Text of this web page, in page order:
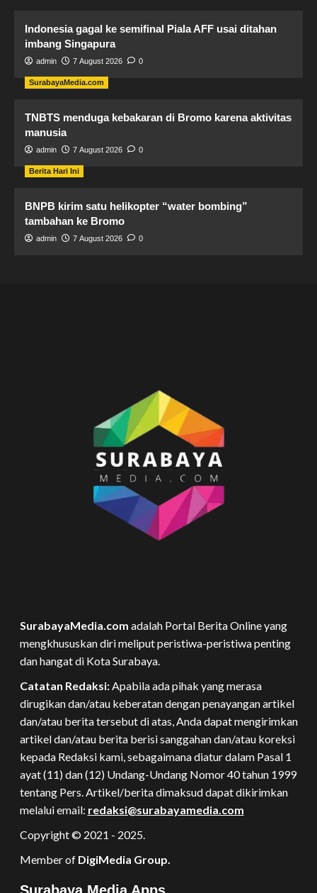
Indonesia gagal ke semifinal Piala AFF usai ditahan
imbang Singapura
admin 7 August 2026 0
SurabayaMedia.com
TNBTS menduga kebakaran di Bromo karena aktivitas
manusia
admin 7 August 2026 0
Berita Hari Ini
BNPB kirim satu helikopter “water bombing”
tambahan ke Bromo
admin 7 August 2026 0
SurabayaMedia.com adalah Portal Berita Online yang
mengkhususkan diri meliput peristiwa-peristiwa penting
dan hangat di Kota Surabaya.
Catatan Redaksi:Apabila ada pihak yang merasa
dirugikan dan/atau keberatan dengan penayangan artikel
dan/atau berita tersebut di atas, Anda dapat mengirimkan
artikel dan/atau berita berisi sanggahan dan/atau koreksi
kepada Redaksi kami, sebagaimana diatur dalam Pasal 1
ayat (11) dan (12) Undang-Undang Nomor 40 tahun 1999
tentang Pers. Artikel/berita dimaksud dapat dikirimkan
melalui email: redaksi@surabayamedia.com
Copyright © 2021 - 2025.
Member of DigiMedia Group.